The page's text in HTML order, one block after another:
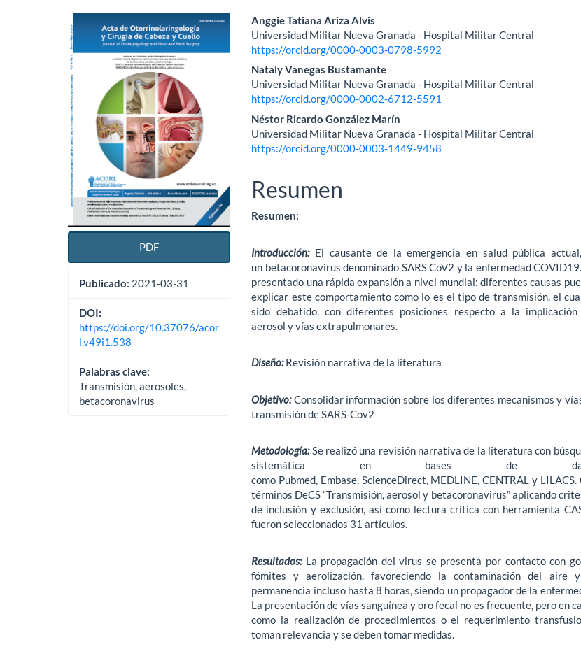
Barra
lateral
del
artículo
PDF
Publicado: 2021-03-31
DOI:
https://doi.org/10.37076/acor
l.v49i1.538
Palabras clave:
Transmisión, aerosoles,
betacoronavirus
Contenido
principal
del
artículo
Anggie Tatiana Ariza Alvis
Universidad Militar Nueva Granada - Hospital Militar Central
https://orcid.org/0000-0003-0798-5992
Nataly Vanegas Bustamante
Universidad Militar Nueva Granada - Hospital Militar Central
https://orcid.org/0000-0002-6712-5591
Néstor Ricardo González Marín
Universidad Militar Nueva Granada - Hospital Militar Central
https://orcid.org/0000-0003-1449-9458
Resumen
Resumen:
Introducción: El causante de la emergencia en salud pública
un betacoronavirus denominado SARS CoV2 y la enfermedad
presentado una rápida expansión a nivel mundial; diferentes causas
explicar este comportamiento como lo es el tipo de transmisión, el
sido debatido, con diferentes posiciones respecto a la
aerosol y vías extrapulmonares.
Diseño:Revisión narrativa de la literatura
Objetivo:Consolidar información sobre los diferentes mecanismos y
transmisión de SARS-Cov2
Metodología:Se realizó una revisión narrativa de la literatura con
sistemática en bases de
como Pubmed, Embase, ScienceDirect, MEDLINE, CENTRAL y LILACS.
términos DeCS “Transmisión, aerosol y betacoronavirus” aplicando
de inclusión y exclusión, así como lectura critica con herramienta
fueron seleccionados 31 artículos.
Resultados:La propagación del virus se presenta por contacto con
fómites y aerolización, favoreciendo la contaminación del aire
permanencia incluso hasta 8 horas, siendo un propagador de la
La presentación de vías sanguínea y oro fecal no es frecuente, pero en
como la realización de procedimientos o el requerimiento
toman relevancia y se deben tomar medidas.